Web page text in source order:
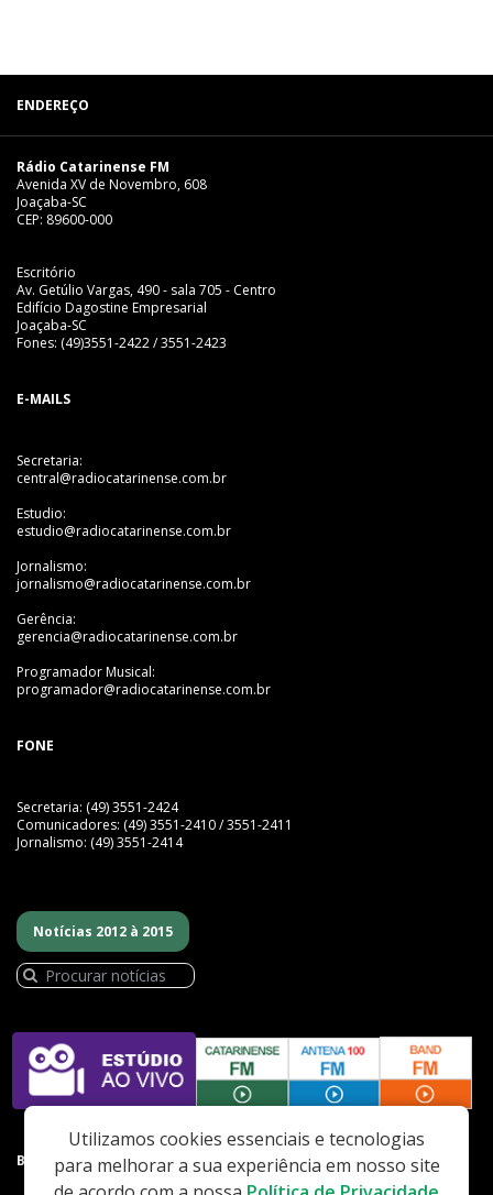
ENDEREÇO
Rádio Catarinense FM
Avenida XV de Novembro, 608
Joaçaba-SC
CEP: 89600-000
Escritório
Av. Getúlio Vargas, 490 - sala 705 - Centro
Edifício Dagostine Empresarial
Joaçaba-SC
Fones: (49)3551-2422 / 3551-2423
E-MAILS
Secretaria:
central@radiocatarinense.com.br
Estudio:
estudio@radiocatarinense.com.br
Jornalismo:
jornalismo@radiocatarinense.com.br
Gerência:
gerencia@radiocatarinense.com.br
Programador Musical:
programador@radiocatarinense.com.br
FONE
Secretaria: (49) 3551-2424
Comunicadores: (49) 3551-2410 / 3551-2411
Jornalismo: (49) 3551-2414
Notícias 2012 à 2015
BAIXE NOSSO APP
Utilizamos cookies essenciais e tecnologias
para melhorar a sua experiência em nosso site